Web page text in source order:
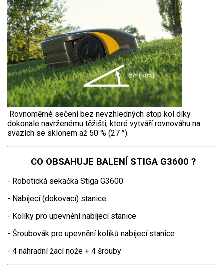
Rovnoměrné sečení bez nevzhledných stop kol díky
dokonale navrženému těžišti, které vytváří rovnováhu na
svazích se sklonem až 50 % (27 °).
CO OBSAHUJE BALENÍ STIGA G3600 ?
- Robotická sekačka Stiga G3600
- Nabíjecí (dokovací) stanice
- Kolíky pro upevnění nabíjecí stanice
- Šroubovák pro upevnění kolíků nabíjecí stanice
- 4 náhradní žací nože + 4 šrouby